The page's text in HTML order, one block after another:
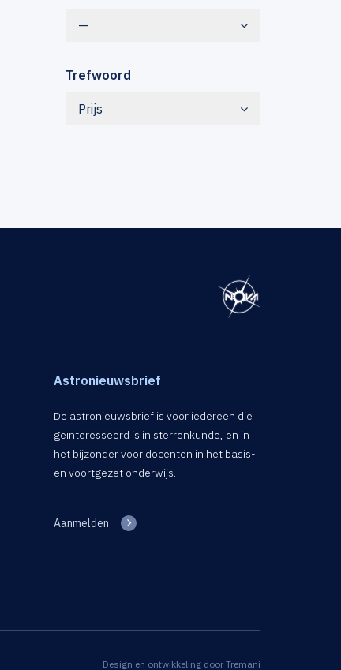
—
Trefwoord
Prijs
Astronieuwsbrief
De astronieuwsbrief is voor iedereen die
geïnteresseerd is in sterrenkunde, en in
het bijzonder voor docenten in het basis-
en voortgezet onderwijs.
Aanmelden
Design en ontwikkeling door Tremani